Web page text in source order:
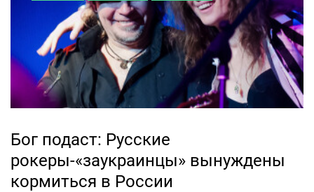
Бог подаст: Русские
рокеры-«заукраинцы» вынуждены
кормиться в России